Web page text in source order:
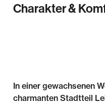
Charakter &
In einer gewachsenen
charmanten Stadtteil